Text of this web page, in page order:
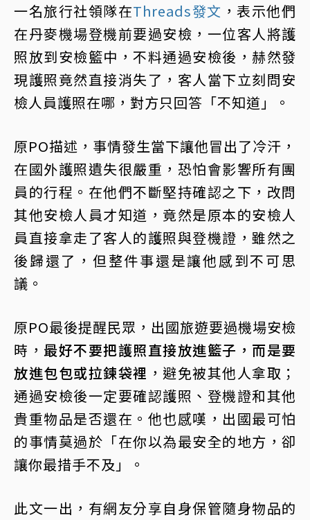
一名旅行社領隊在Threads發文 ，表示他們
在丹麥機場登機前要過安檢，一位客人將護
照放到安檢籃中，不料通過安檢後，赫然發
現護照竟然直接消失了，客人當下立刻問安
檢人員護照在哪，對方只回答「不知道」。
原PO描述，事情發生當下讓他冒出了冷汗，
在國外護照遺失很嚴重，恐怕會影響所有團
員的行程。在他們不斷堅持確認之下，改問
其他安檢人員才知道，竟然是原本的安檢人
員直接拿走了客人的護照與登機證，雖然之
後歸還了，但整件事還是讓他感到不可思
議。
原PO最後提醒民眾，出國旅遊要過機場安檢
時， 最好不要把護照直接放進籃子，而是要
放進包包或拉鍊袋裡 ，避免被其他人拿取；
通過安檢後一定要確認護照、登機證和其他
貴重物品是否還在。他也感嘆，出國最可怕
的事情莫過於「在你以為最安全的地方，卻
讓你最措手不及」。
此文一出，有網友分享自身保管隨身物品的